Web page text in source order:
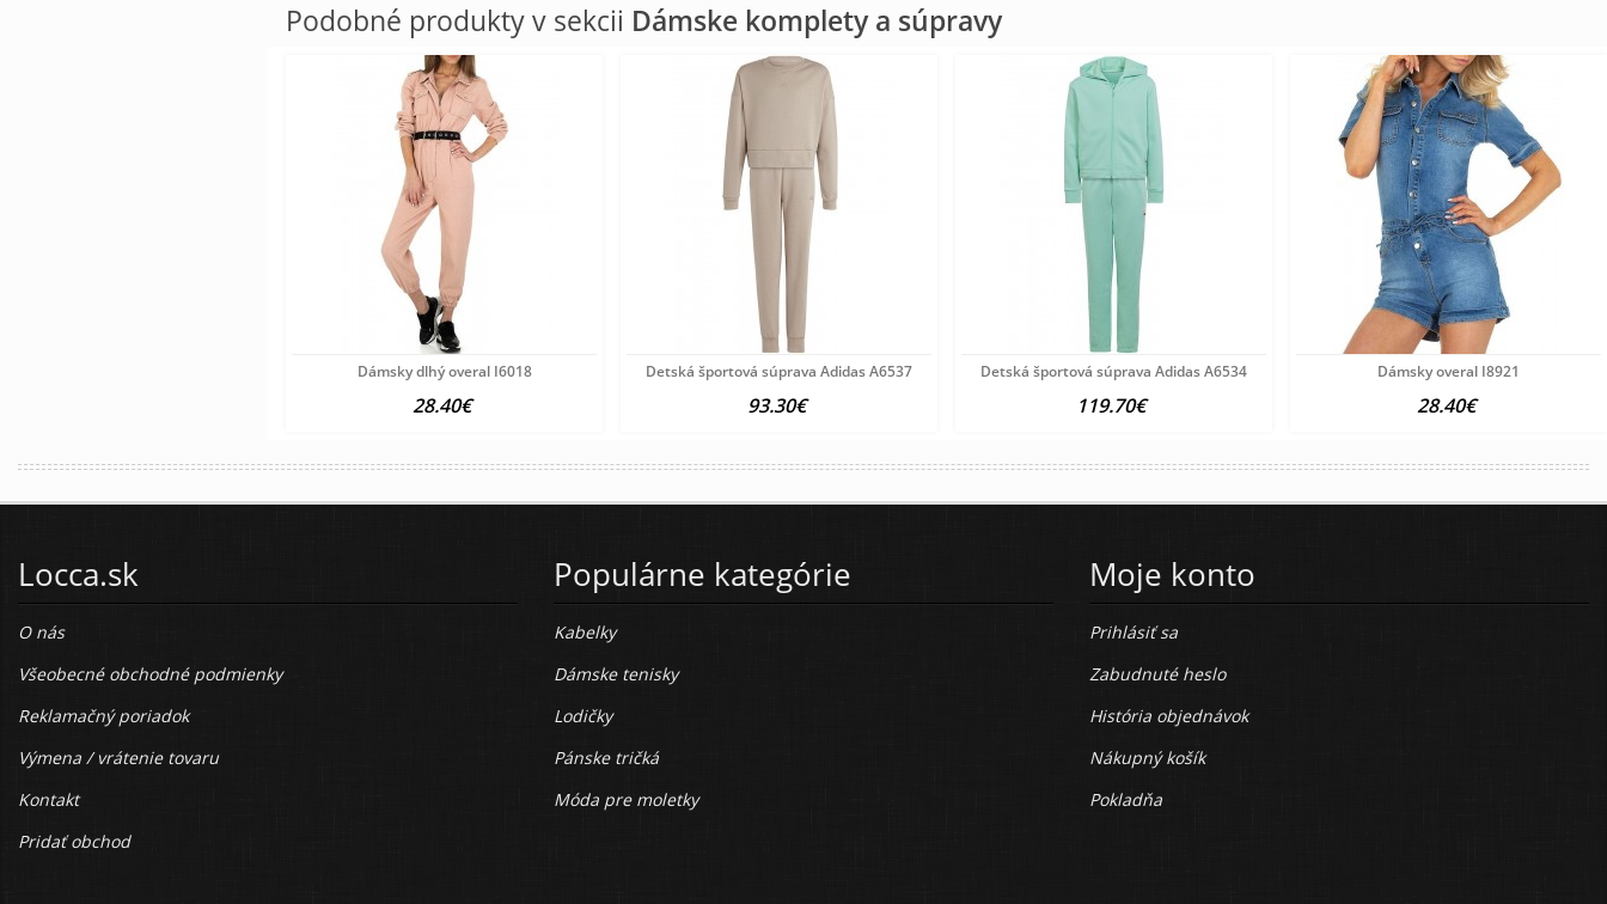
Podobné produkty v sekcii Dámske komplety a súpravy
Dámsky dlhý overal I6018
28.40€
Detská športová súprava Adidas A6537
93.30€
Detská športová súprava Adidas A6534
119.70€
Dámsky overal I8921
28.40€
Locca.sk
O nás
Všeobecné obchodné podmienky
Reklamačný poriadok
Výmena / vrátenie tovaru
Kontakt
Pridať obchod
Populárne kategórie
Kabelky
Dámske tenisky
Lodičky
Pánske tričká
Móda pre moletky
Moje konto
Prihlásiť sa
Zabudnuté heslo
História objednávok
Nákupný košík
Pokladňa